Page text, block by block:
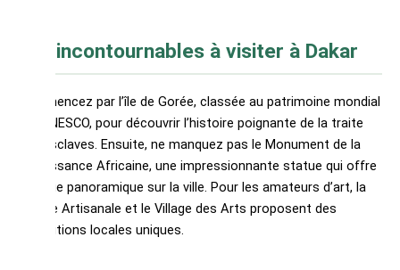
Les incontournables à visiter à Dakar
Commencez par l’île de Gorée, classée au patrimoine mondial
de l’UNESCO, pour découvrir l’histoire poignante de la traite
des esclaves. Ensuite, ne manquez pas le Monument de la
Renaissance Africaine, une impressionnante statue qui offre
une vue panoramique sur la ville. Pour les amateurs d’art, la
Galerie Artisanale et le Village des Arts proposent des
expositions locales uniques.